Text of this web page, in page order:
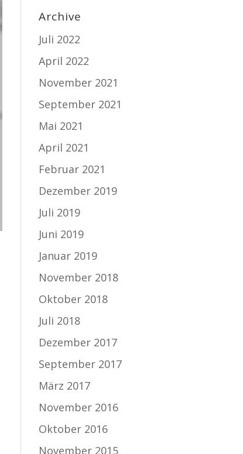
Archive
Juli 2022
April 2022
November 2021
September 2021
Mai 2021
April 2021
Februar 2021
Dezember 2019
Juli 2019
Juni 2019
Januar 2019
November 2018
Oktober 2018
Juli 2018
Dezember 2017
September 2017
März 2017
November 2016
Oktober 2016
November 2015